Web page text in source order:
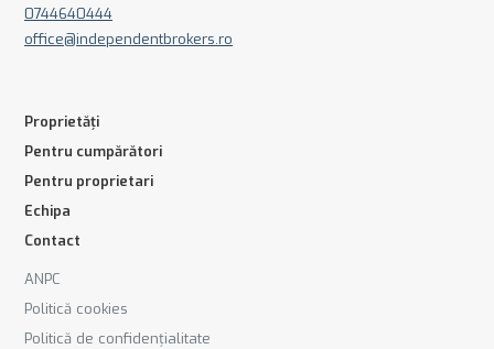
0744640444
office@independentbrokers.ro
Proprietăți
Pentru cumpărători
Pentru proprietari
Echipa
Contact
ANPC
Politică cookies
Politică de confidențialitate